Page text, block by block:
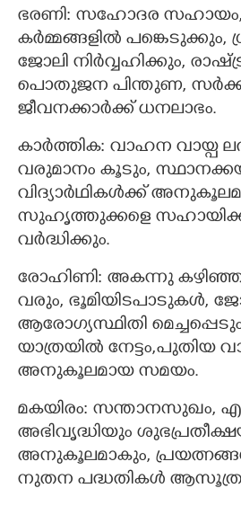
ഭരണി: സഹോദര സഹായം,
കർമ്മങ്ങളിൽ പങ്കെടുക്കും,
ജോലി നിർവ്വഹിക്കും,
പൊതുജന പിന്തുണ,
ജീവനക്കാർക്ക് ധനലാഭം.
കാർത്തിക: വാഹന വായ്പ
വരുമാനം കൂടും,
വിദ്യാർഥികൾക്ക്
സുഹൃത്തുക്കളെ
വർദ്ധിക്കും.
രോഹിണി: അകന്നു
വരും, ഭൂമിയിടപാടുകൾ,
ആരോഗ്യസ്ഥിതി
യാത്രയിൽ നേട്ടം,പുതിയ
അനുകൂലമായ സമയം.
മകയിരം: സന്താനസുഖം,
അഭിവൃദ്ധിയും
അനുകൂലമാകും,
നുതന പദ്ധതികൾ